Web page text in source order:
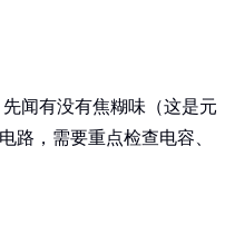
闻有没有焦糊味（这是元
，需要重点检查电容、